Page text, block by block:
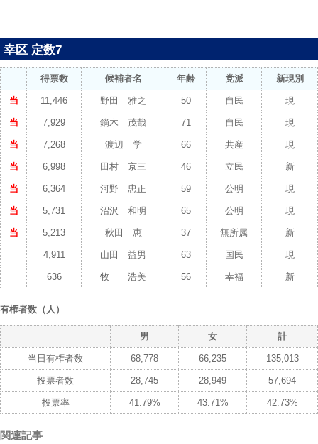
幸区 定数7
得票数 候補者名 年齢 党派 新現別
当 11,446 野田 雅之 50 自民 現
当 7,929 鏑木 茂哉 71 自民 現
当 7,268 渡辺 学 66 共産 現
当 6,998 田村 京三 46 立民 新
当 6,364 河野 忠正 59 公明 現
当 5,731 沼沢 和明 65 公明 現
当 5,213 秋田 恵 37 無所属 新
4,911 山田 益男 63 国民 現
636 牧 浩美 56 幸福 新
有権者数（人）
男 女 計
当日有権者数 68,778 66,235 135,013
投票者数 28,745 28,949 57,694
投票率 41.79% 43.71% 42.73%
関連記事